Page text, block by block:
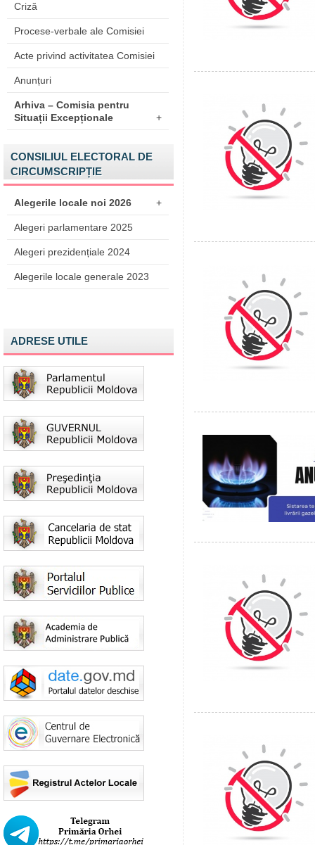
Criză
Procese-verbale ale Comisiei
Acte privind activitatea Comisiei
Anunțuri
Arhiva – Comisia pentru
Situații Excepționale
+
CONSILIUL ELECTORAL DE
CIRCUMSCRIPȚIE
Alegerile locale noi 2026 +
Alegeri parlamentare 2025
Alegeri prezidențiale 2024
Alegerile locale generale 2023
ADRESE UTILE